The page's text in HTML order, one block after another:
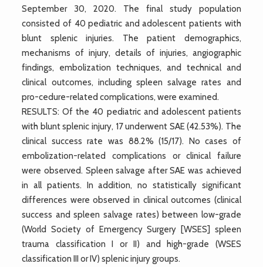
September 30, 2020. The final study population
consisted of 40 pediatric and adolescent patients with
blunt splenic injuries. The patient demographics,
mechanisms of injury, details of injuries, angiographic
findings, embolization techniques, and technical and
clinical outcomes, including spleen salvage rates and
pro-cedure-related complications, were examined.
RESULTS: Of the 40 pediatric and adolescent patients
with blunt splenic injury, 17 underwent SAE (42.53%). The
clinical success rate was 88.2% (15/17). No cases of
embolization-related complications or clinical failure
were observed. Spleen salvage after SAE was achieved
in all patients. In addition, no statistically significant
differences were observed in clinical outcomes (clinical
success and spleen salvage rates) between low-grade
(World Society of Emergency Surgery [WSES] spleen
trauma classification I or II) and high-grade (WSES
classification III or IV) splenic injury groups.